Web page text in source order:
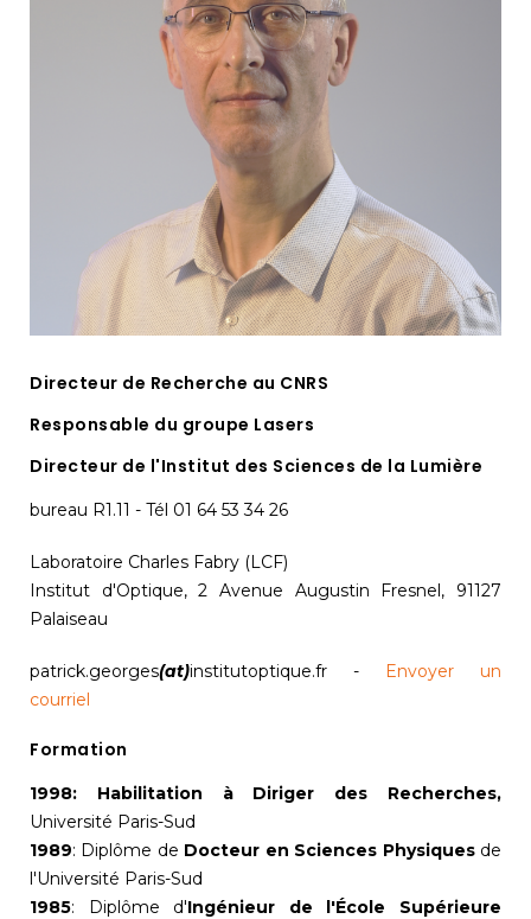
Directeur de Recherche au CNRS
Responsable du groupe Lasers
Directeur de l'Institut des Sciences de la Lumière
bureau R1.11 - Tél 01 64 53 34 26
Laboratoire Charles Fabry (LCF)
Institut d'Optique, 2 Avenue Augustin Fresnel, 91127
Palaiseau
patrick.georges(at)institutoptique.fr -
Envoyer un
courriel
Formation
1998:
Habilitation à Diriger des Recherches,
Université Paris-Sud
1989: Diplôme de Docteur en Sciences Physiques de
l'Université Paris-Sud
1985: Diplôme d'Ingénieur de l'École Supérieure